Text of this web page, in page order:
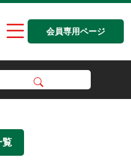
会員専用ページ
覧